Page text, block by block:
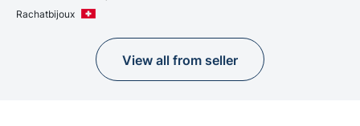
Rachatbijoux
View all from seller